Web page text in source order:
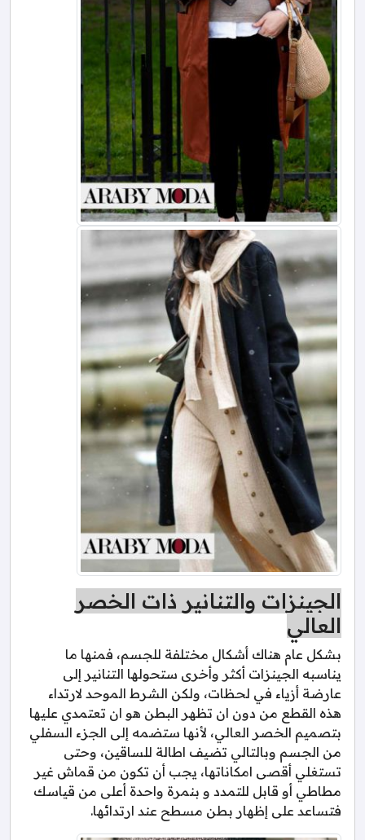
الجينزات والتنانير ذات الخصر
العالي
بشكل عام هناك أشكال مختلفة للجسم، فمنها ما
يناسبه الجينزات أكثر وأخرى ستحولها التنانير إلى
عارضة أزياء في لحظات، ولكن الشرط الموحد لارتداء
هذه القطع من دون ان تظهر البطن هو ان تعتمدي عليها
بتصميم الخصر العالي، لأنها ستضمه إلى الجزء السفلي
من الجسم وبالتالي تضيف اطالة للساقين، وحتى
تستغلي أقصى امكاناتها، يجب أن تكون من قماش غير
مطاطي أو قابل للتمدد و بنمرة واحدة أعلى من قياسك
فتساعد على إظهار بطن مسطح عند ارتدائها.